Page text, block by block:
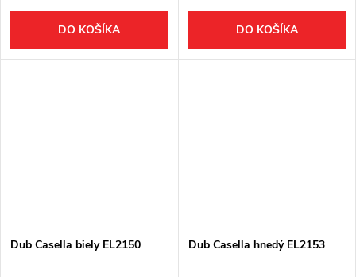
DO KOŠÍKA DO KOŠÍKA
Dub Casella biely EL2150 Dub Casella hnedý EL2153